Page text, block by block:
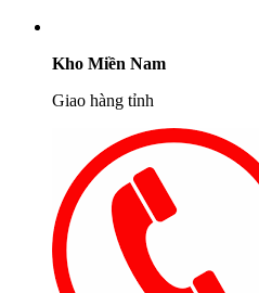
Kho Miền Nam
Giao hàng tỉnh